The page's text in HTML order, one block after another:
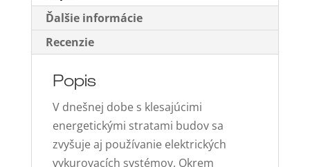
Ďalšie informácie
Recenzie
Popis
V dnešnej dobe s klesajúcimi
energetickými stratami budov sa
zvyšuje aj používanie elektrických
vykurovacích systémov. Okrem